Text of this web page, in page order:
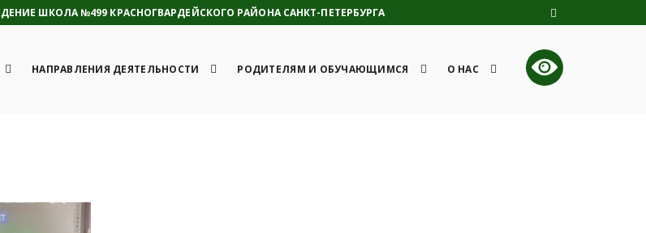
ШКОЛА №499 КРАСНОГВАРДЕЙСКОГО РАЙОНА САНКТ-ПЕТЕРБУРГА
НАПРАВЛЕНИЯ ДЕЯТЕЛЬНОСТИ РОДИТЕЛЯМ И ОБУЧАЮЩИМСЯ О НАС